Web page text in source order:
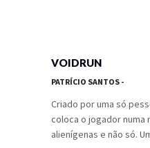
VOIDRUN
PATRÍCIO SANTOS -
Criado por uma só
coloca o jogador numa
alienígenas e não só.